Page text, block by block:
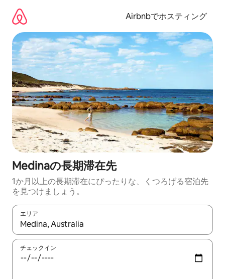
Airbnbでホスティング
Medinaの長期滞在先
1か月以上の長期滞在にぴったりな、くつろげる宿泊先
を見つけましょう。
エリア
検索結果が表示されたら、上下の矢印キーを使って移動するか
チェックイン